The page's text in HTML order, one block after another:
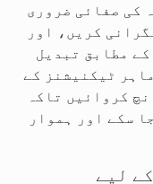
کی صفائی ضروری
کریں، اور
مطابق تبدیل
ٹیکنیشنز کے
کروائیں تاکہ
سکے اور ہموار
لیے